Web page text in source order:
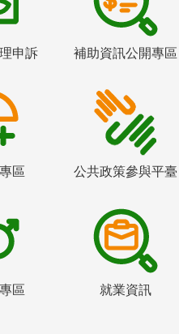
申訴 補助資訊公開專區
區 公共政策參與平臺
區 就業資訊